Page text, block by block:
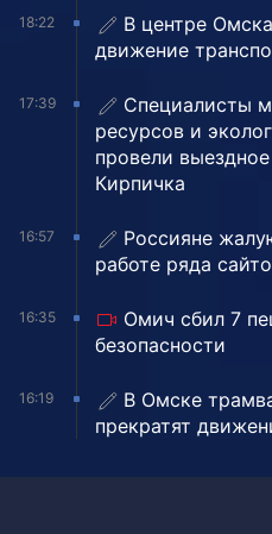
18:22
В центре
движение
17:39
Специалисты
ресурсов и
провели
Кирпичка
16:57
Россияне
работе ряда
16:35
Омич сбил 7
безопасности
16:19
В Омске
прекратят